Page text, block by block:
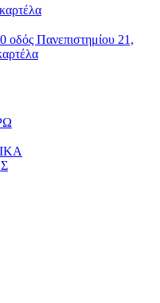
οδός Πανεπιστημίου 21,